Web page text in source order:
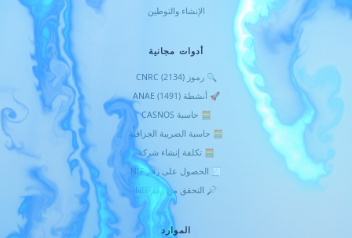
الإنشاء والتوطين
أدوات مجانية
🔍 رموز CNRC (2134)
🚀 أنشطة ANAE (1491)
🧮 حاسبة CASNOS
🧮 حاسبة الضريبة الجزافية
🧮 تكلفة إنشاء شركة
🧾 الحصول على رقم NIF
🔎 التحقق من رقم NIF
الموارد